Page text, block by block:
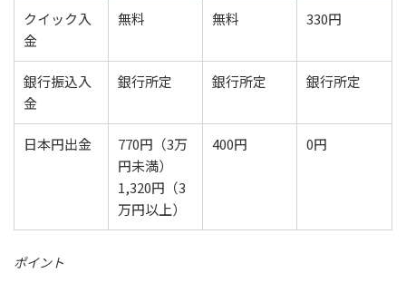
クイック入
金
無料 無料 330円
銀行振込入
金
銀行所定 銀行所定 銀行所定
日本円出金
770円（3万
円未満）
1,320円（3
万円以上）
400円 0円
ポイント